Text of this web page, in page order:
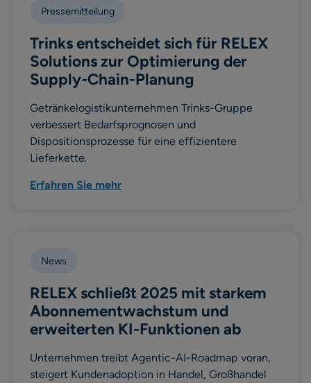
Pressemitteilung
Trinks entscheidet sich für RELEX
Solutions zur Optimierung der
Supply-Chain-Planung
Getränkelogistikunternehmen Trinks-Gruppe
verbessert Bedarfsprognosen und
Dispositionsprozesse für eine effizientere
Lieferkette.
Erfahren Sie mehr
News
RELEX schließt 2025 mit starkem
Abonnementwachstum und
erweiterten KI-Funktionen ab
Unternehmen treibt Agentic-AI-Roadmap voran,
steigert Kundenadoption in Handel, Großhandel